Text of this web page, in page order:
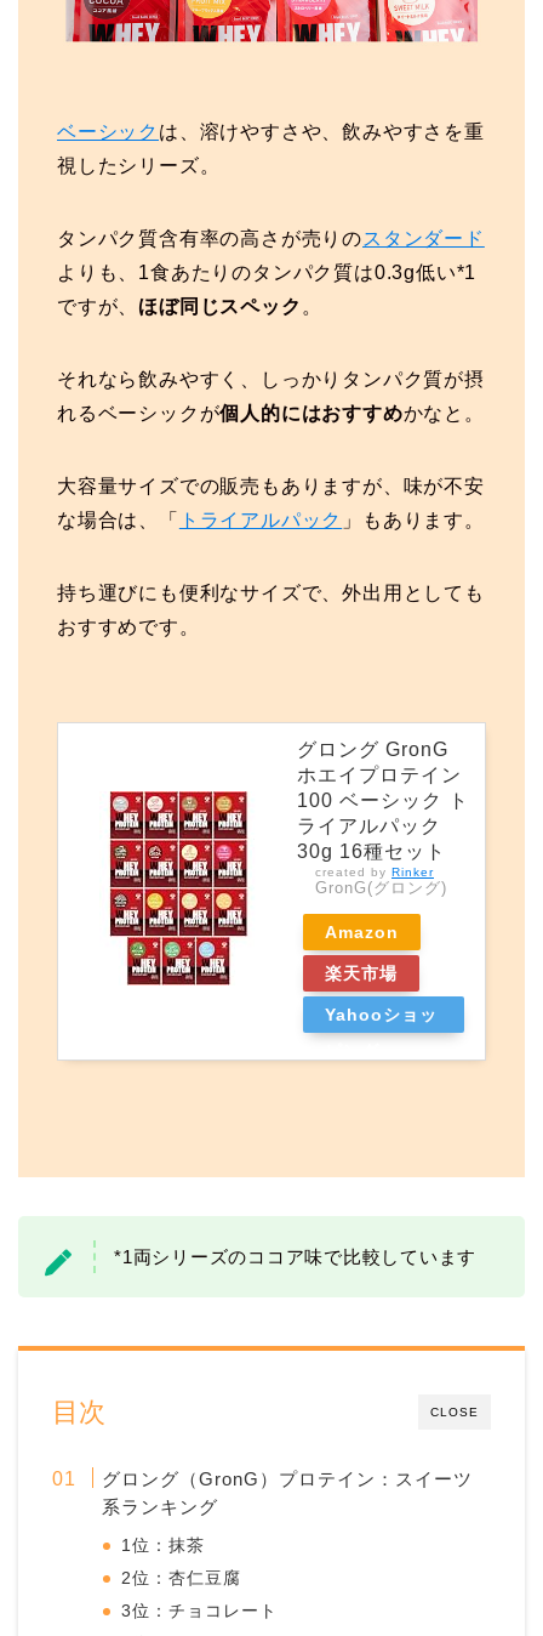
ベーシック は、溶けやすさや、飲みやすさを重
視したシリーズ。
タンパク質含有率の高さが売りのスタンダード
よりも、1食あたりのタンパク質は0.3g低い*1
ですが、 ほぼ同じスペック 。
それなら飲みやすく、しっかりタンパク質が摂
れるベーシックが個人的にはおすすめかなと。
大容量サイズでの販売もありますが、味が不安
な場合は、「
トライアルパック 」もあります。
持ち運びにも便利なサイズで、外出用としても
おすすめです。
グロング GronG
ホエイプロテイン
100 ベーシック ト
ライアルパック
30g 16種セット
created by Rinker
GronG(グロング)
Amazon
楽天市場
Yahooショッ
*1両シリーズのココア味で比較しています
CLOSE
目次
グロング（GronG）プロテイン：スイーツ
系ランキング
1位：抹茶
2位：杏仁豆腐
3位：チョコレート